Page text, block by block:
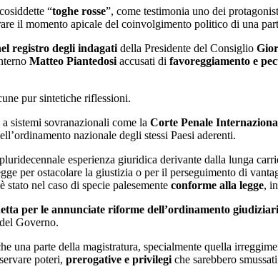
“toghe rosse”, come testimonia uno dei
il momento apicale del coinvolgimento politico di una
registro degli indagati della Presidente del Consiglio
Matteo Piantedosi accusati di favoreggiamento e
pur sintetiche riflessioni.
sistemi sovranazionali come la Corte Penale
nazionale degli stessi Paesi aderenti.
esperienza giuridica derivante dalla lunga
per ostacolare la giustizia o per il perseguimento di
nel caso di specie palesemente conforme alla legge,
per le annunciate riforme dell’ordinamento
Governo.
parte della magistratura, specialmente quella
poteri, prerogative e privilegi che sarebbero